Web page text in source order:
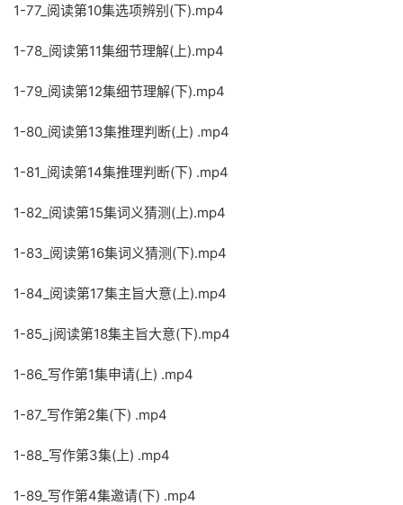
1-77_阅读第10集选项辨别(下).mp4
1-78_阅读第11集细节理解(上).mp4
1-79_阅读第12集细节理解(下).mp4
1-80_阅读第13集推理判断(上) .mp4
1-81_阅读第14集推理判断(下) .mp4
1-82_阅读第15集词义猜测(上).mp4
1-83_阅读第16集词义猜测(下).mp4
1-84_阅读第17集主旨大意(上).mp4
1-85_j阅读第18集主旨大意(下).mp4
1-86_写作第1集申请(上) .mp4
1-87_写作第2集(下) .mp4
1-88_写作第3集(上) .mp4
1-89_写作第4集邀请(下) .mp4